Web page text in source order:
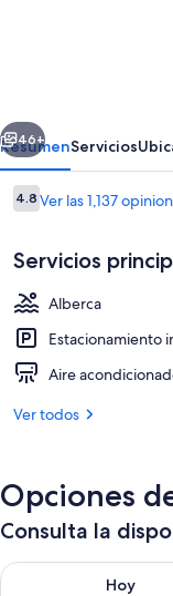
Main
Gate
East
Siguiente
46+
ResumenServicios
Opiniones
4.84.8 de 10,
Ver las 1,137
Servicios
Alberca
Estacionamiento
Aire
Ver todos
Opciones
Consulta la
Hoy
Consulta la